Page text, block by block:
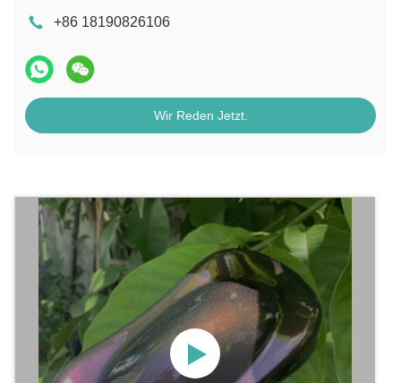
+86 18190826106
Wir Reden Jetzt.